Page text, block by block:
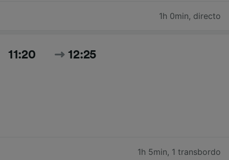
1h 0min, directo
11:20 12:25
1h 5min, 1 transbordo